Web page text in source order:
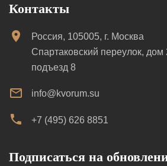
Контакты
Россия, 105005, г. Москва
Спартаковский переулок, дом
подъезд 8
info@kvorum.su
+7 (495) 626 8851
Подписаться на